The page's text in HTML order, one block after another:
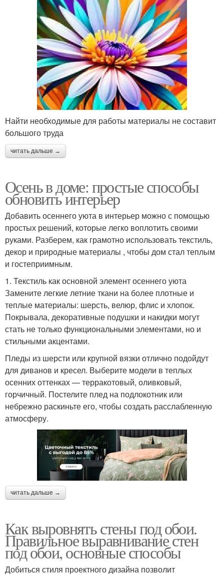
Найти необходимые для работы материалы не составит
большого труда
читать дальше →
Осень в доме: простые способы
обновить интерьер
Добавить осеннего уюта в интерьер можно с помощью
простых решений, которые легко воплотить своими
руками. Разберем, как грамотно использовать текстиль,
декор и природные материалы , чтобы дом стал теплым
и гостеприимным.
1. Текстиль как основной элемент осеннего уюта
Замените легкие летние ткани на более плотные и
теплые материалы: шерсть, велюр, флис и хлопок.
Покрывала, декоративные подушки и накидки могут
стать не только функциональными элементами, но и
стильными акцентами.
Пледы из шерсти или крупной вязки отлично подойдут
для диванов и кресел. Выберите модели в теплых
осенних оттенках — терракотовый, оливковый,
горчичный. Постелите плед на подлокотник или
небрежно раскиньте его, чтобы создать расслабленную
атмосферу.
читать дальше →
Как выровнять стены под обои.
Правильное выравнивание стен
под обои, основные способы
Добиться стиля проектного дизайна позволит